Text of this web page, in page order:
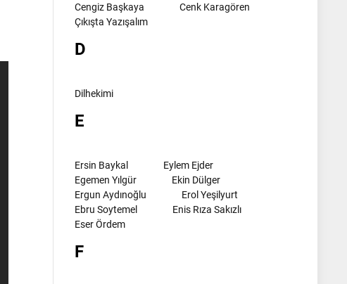
Cengiz Başkaya
Cenk Karagören
Çıkışta Yazışalım
D
Dilhekimi
E
Ersin Baykal
Eylem Ejder
Egemen Yılgür
Ekin Dülger
Ergun Aydınoğlu
Erol Yeşilyurt
Ebru Soytemel
Enis Rıza Sakızlı
Eser Ördem
F